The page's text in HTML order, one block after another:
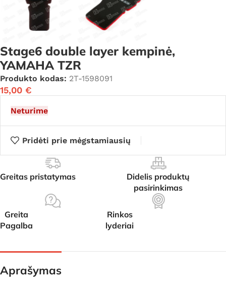
Stage6 double layer kempinė,
YAMAHA TZR
Produkto kodas: 2T-1598091
15,00 €
Neturime
Pridėti prie mėgstamiausių
Greitas pristatymas
Didelis produktų
pasirinkimas
Greita
Pagalba
Rinkos
lyderiai
Aprašymas